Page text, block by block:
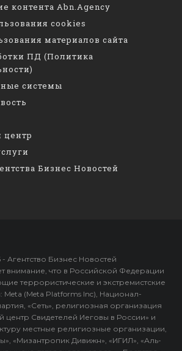
контента Abn.Agency
cookies
материалов сайта
ПД (Политика
системы
центр
Бизнес Новостей
Агентство Бизнес Новостей
внимание, что в Российской Федерации
террористические и экстремистские
Meta (Meta Platforms Inc), Национал-
«Сеть», религиозная организация
центр Свидетелей Иеговы в России» и
местные религиозные организации,
«Мизантропик Дивижн», «ИГИЛ», «Аль-